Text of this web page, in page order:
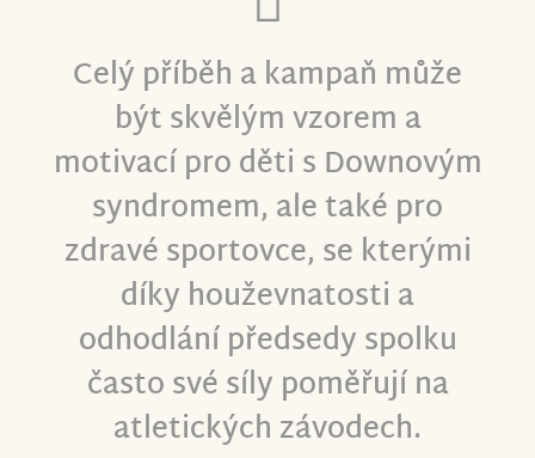
Celý příběh a kampaň může
být skvělým vzorem a
motivací pro děti s Downovým
syndromem, ale také pro
zdravé sportovce, se kterými
díky houževnatosti a
odhodlání předsedy spolku
často své síly poměřují na
atletických závodech.